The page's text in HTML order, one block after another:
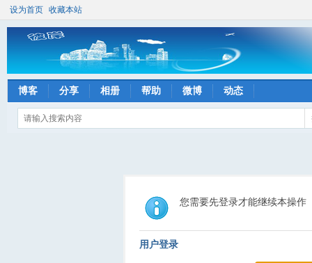
设为首页 收藏本站
博客 分享 相册 帮助 微博 动态
您需要先登录才能继续本操作
用户登录